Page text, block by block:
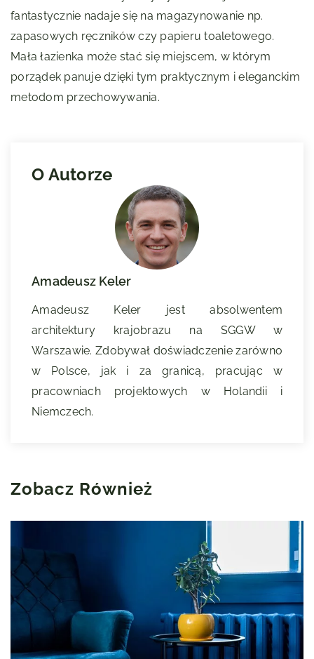
fantastycznie nadaje się na magazynowanie np.
zapasowych ręczników czy papieru toaletowego.
Mała łazienka może stać się miejscem, w którym
porządek panuje dzięki tym praktycznym i eleganckim
metodom przechowywania.
O Autorze
Amadeusz Keler
Amadeusz Keler jest absolwentem
architektury krajobrazu na SGGW w
Warszawie. Zdobywał doświadczenie zarówno
w Polsce, jak i za granicą, pracując w
pracowniach projektowych w Holandii i
Niemczech.
Zobacz Również